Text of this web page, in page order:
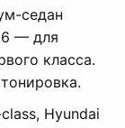
седан
— для
класса.
Hyundai